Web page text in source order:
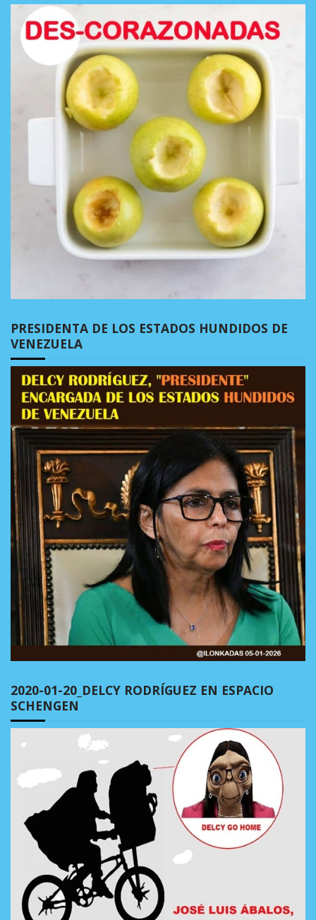
PRESIDENTA DE LOS ESTADOS HUNDIDOS DE
VENEZUELA
2020-01-20_DELCY RODRÍGUEZ EN ESPACIO
SCHENGEN